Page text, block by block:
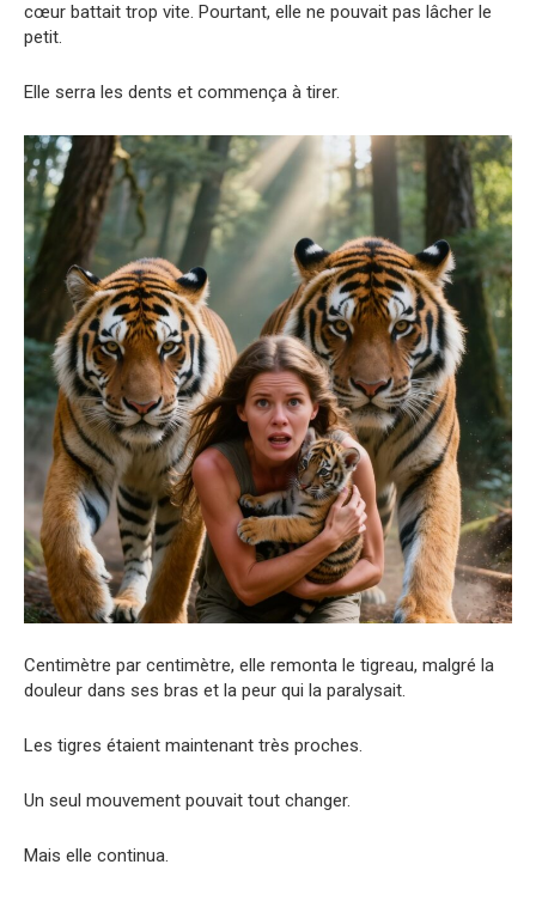
cœur battait trop vite. Pourtant, elle ne pouvait pas lâcher le
petit.
Elle serra les dents et commença à tirer.
Centimètre par centimètre, elle remonta le tigreau, malgré la
douleur dans ses bras et la peur qui la paralysait.
Les tigres étaient maintenant très proches.
Un seul mouvement pouvait tout changer.
Mais elle continua.